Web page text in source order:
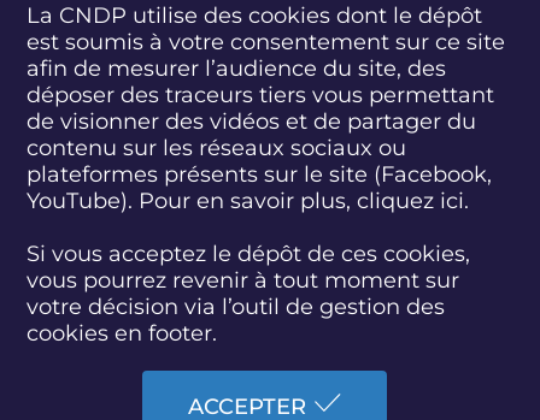
La CNDP utilise des cookies dont le dépôt
est soumis à votre consentement sur ce site
afin de mesurer l’audience du site, des
déposer des traceurs tiers vous permettant
de visionner des vidéos et de partager du
contenu sur les réseaux sociaux ou
plateformes présents sur le site (Facebook,
YouTube). Pour en savoir plus, cliquez ici.
Si vous acceptez le dépôt de ces cookies,
vous pourrez revenir à tout moment sur
votre décision via l’outil de gestion des
cookies en footer.
ACCEPTER
S
u
e
z
n
u
s
u
S
u
i
v
e
z
-
n
u
s
s
u
r
S
u
i
v
e
z
-
n
u
s
s
u
r
S
u
i
v
e
z
-
n
u
s
s
u
i
S
u
i
v
e
z
-
n
u
s
s
u
u
S
u
i
v
e
z
-
n
u
s
s
u
S
u
i
v
e
-
n
u
s
s
u
abonnez-vous
S'INSCRIRE À LA NEWSLETTER
ACCESSIBILITÉ : PARTIELLEMENT CONFORME